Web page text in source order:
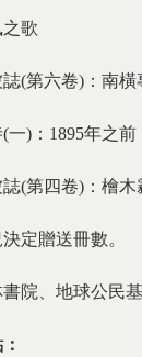
歌
(第六卷)：南橫
一)：1895年之前
(第四卷)：檜木
定贈送冊數。
書院、地球公民